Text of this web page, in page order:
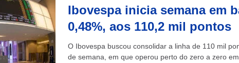
Ibovespa inicia semana em
0,48%, aos 110,2 mil pontos
O Ibovespa buscou consolidar a linha de 110 mil
de semana, em que operou perto do zero a zero